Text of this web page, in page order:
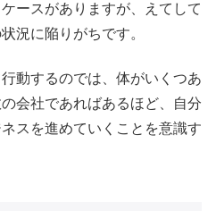
ースがありますが、えてして
況に陥りがちです。
動するのでは、体がいくつあ
会社であればあるほど、自分
スを進めていくことを意識す